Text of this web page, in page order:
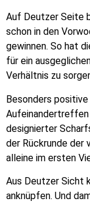
Auf Deutzer Seite
schon in den
gewinnen. So hat
für ein
Verhältnis zu
Besonders
Aufeinandertreffen
designierter
der Rückrunde der
alleine im ersten
Aus Deutzer Sicht
anknüpfen. Und